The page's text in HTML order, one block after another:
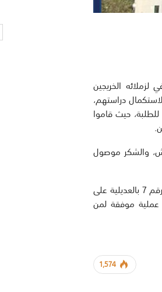
لزملائه الخريجين
دراستهم،
حيث قاموا
والشكر موصول
وأشار الهلفي الى أنه من المتوقع البدء في توزيع الشهادات على الخريجين بدءا من اليوم الأحد في مبنى رقم 7 بالعديلية على
عملية موفقة لمن
1,574